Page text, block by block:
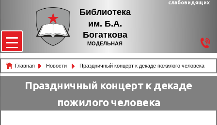
Библиотека
им. Б.А.
Богаткова
МОДЕЛЬНАЯ
слабовидящих
Главная Новости Праздничный концерт к декаде пожилого человека
Праздничный концерт к декаде
пожилого человека